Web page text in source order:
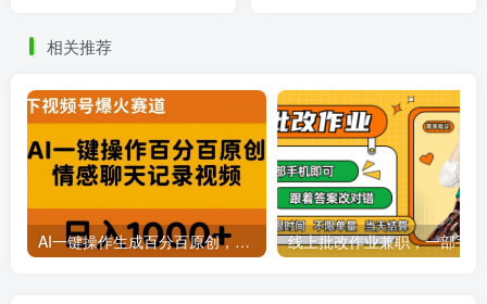
相关推荐
AI一键操作生成百分百原创，揭秘情感聊天记录视频，当下视频号爆火新赛道